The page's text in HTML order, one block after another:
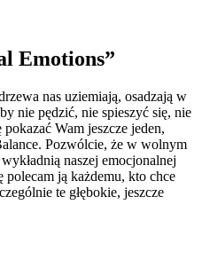
Emotions”
nas uziemiają, osadzają w
nie pędzić, nie spieszyć się, nie
Wam jeszcze jeden,
Pozwólcie, że w wolnym
naszej emocjonalnej
ją każdemu, kto chce
te głębokie, jeszcze